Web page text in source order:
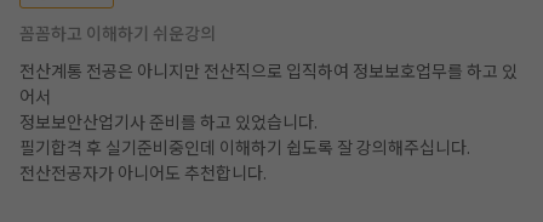
꼼꼼하고 이해하기 쉬운강의
전산계통 전공은 아니지만 전산직으로 입직하여 정보보호업무를 하고 있
어서
정보보안산업기사 준비를 하고 있었습니다.
필기합격 후 실기준비중인데 이해하기 쉽도록 잘 강의해주십니다.
전산전공자가 아니어도 추천합니다.